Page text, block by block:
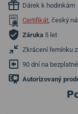
Dárek k hodinkám
Certifikát, český
Záruka 5 let
Zkrácení řemínku
90 dní na bezplatné
Autorizovaný